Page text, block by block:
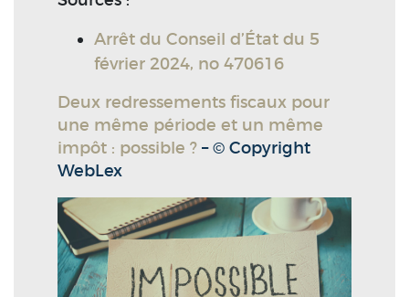
Arrêt du Conseil d’État du 5
février 2024, no 470616
Deux redressements fiscaux pour
une même période et un même
impôt : possible ? – © Copyright
WebLex